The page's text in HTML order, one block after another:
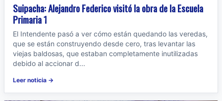
Suipacha: Alejandro Federico visitó la obra de la Escuela
Primaria 1
El Intendente pasó a ver cómo están quedando las veredas,
que se están construyendo desde cero, tras levantar las
viejas baldosas, que estaban completamente inutilizadas
debido al accionar d...
Leer noticia →